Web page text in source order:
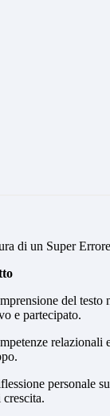
di un Super Errore
del testo
e partecipato.
relazionali
personale